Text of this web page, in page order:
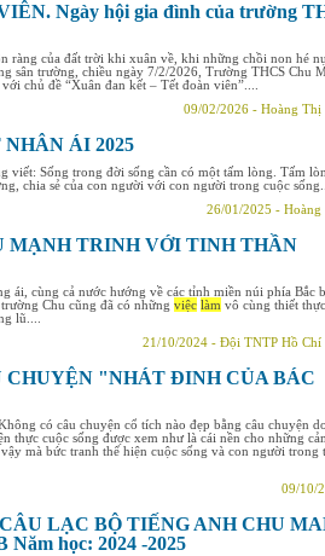
Ngày hội gia đình của trường
ràng của đất trời khi xuân về, khi những chồi non hé
sân trường, chiều ngày 7/2/2026, Trường THCS Chu
chủ đề “Xuân đan kết – Tết đoàn viên”....
09/02/2026 - Hoàng Thị
ÁI 2025
viết: Sống trong đời sống cần có một tấm lòng. Tấm
chia sẻ của con người với con người trong cuộc
26/01/2025 - Hoàng
MẠNH TRINH VỚI TINH THẦN
ái, cùng cả nước hướng về các tỉnh miền núi phía Bắc
Chu cũng đã có những việc làm vô cùng thiết
lũ....
21/10/2024 - Đội TNTP Hồ
CHUYỆN "NHÁT ĐINH CỦA BÁC
có câu chuyện cổ tích nào đẹp bằng câu chuyện
thực cuộc sống được xem như là cái nền cho những
mà bức tranh thể hiện cuộc sống và con người trong
09/10/
LẠC BỘ TIẾNG ANH CHU
học: 2024 -2025